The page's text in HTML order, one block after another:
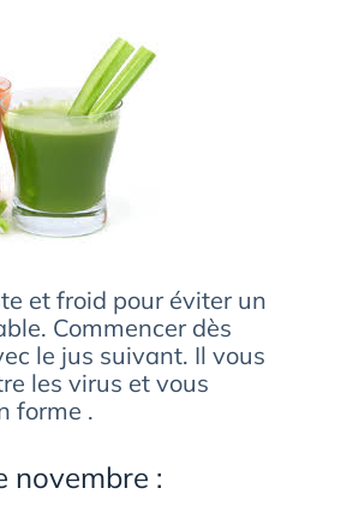
et froid pour éviter un
Commencer dès
le jus suivant. Il vous
les virus et vous
forme .
novembre :